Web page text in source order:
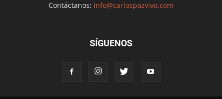
Contáctanos: info@carlospazvivo.com
SÍGUENOS